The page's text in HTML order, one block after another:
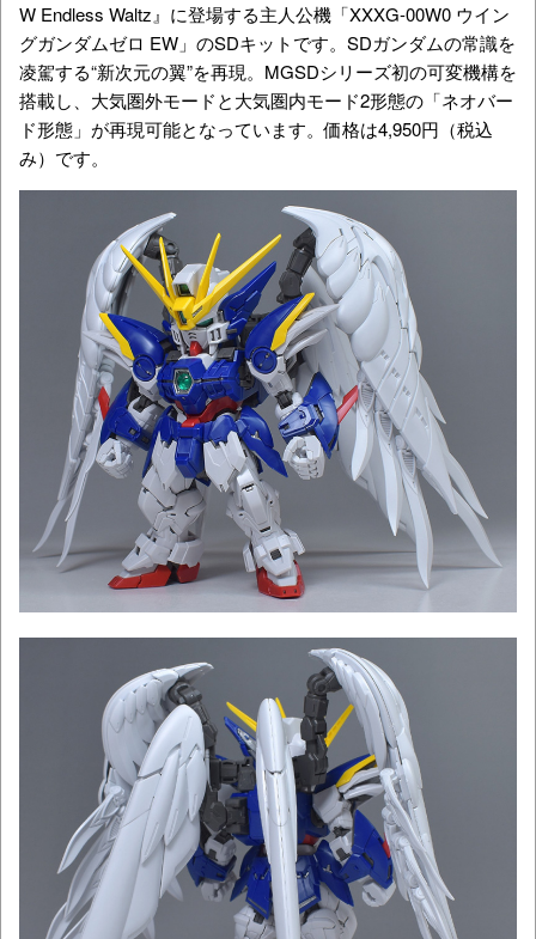
W Endless Waltz』に登場する主人公機 「XXXG-00W0 ウイン
グガンダムゼロ EW」のSDキットです。SDガンダムの常識を
凌駕する“新次元の翼”を再現。MGSDシリーズ初の可変機構を
搭載し、大気圏外モードと大気圏内モード2形態の「ネオバー
ド形態」が再現可能となっています。価格は4,950円（税込
み）です。